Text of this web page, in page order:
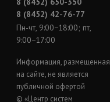
8 (8452) 42-76-77
Пн-чт, 9:00−18:00; пт,
9:00−17:00
Информация, размещенная
на сайте, не является
публичной офертой
© «Центр систем